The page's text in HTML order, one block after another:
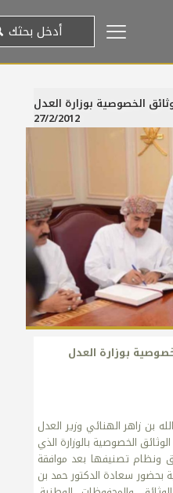
الخصوصية بوزارة العدل
27/2/2012
بوزارة العدل
بن زاهر الهنائي وزير العدل
الوثائق الخصوصية بالوزارة الذي
ونظام تصنيفها بعد موافقة
بحضور سعادة الدكتور حمد بن